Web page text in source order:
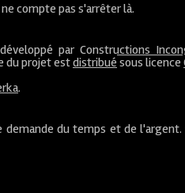
compte pas s'arrêter là.
parConstructions
du projet estdistribué sous licence
.
du temps et de l'argent.